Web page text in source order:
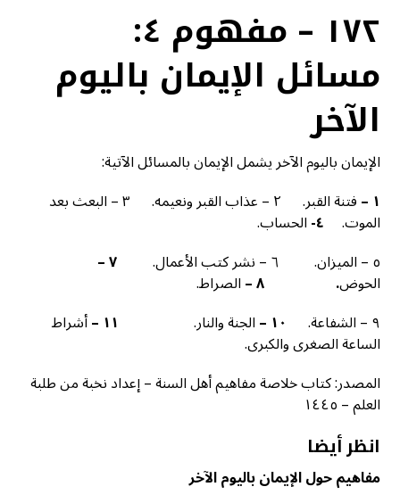
١٧٢ – مفهوم ٤:
مسائل الإيمان باليوم
الآخر
الإيمان باليوم الآخر يشمل الإيمان بالمسائل الآتية:
١ – فتنة القبر. ٢ – عذاب القبر ونعيمه. ٣ – البعث بعد
الموت. ٤- الحساب.
٥ – الميزان. ٦ – نشر كتب الأعمال.
٧–
الحوض. ٨ –الصراط.
٩ – الشفاعة.
–الجنة والنار. –أشراط
الساعة الصغرى والكبرى.
المصدر: كتاب خلاصة مفاهيم أهل السنة – إعداد نخبة من طلبة
العلم – ١٤٤٥
انظر أيضا
مفاهيم حول الإيمان باليوم الآخر